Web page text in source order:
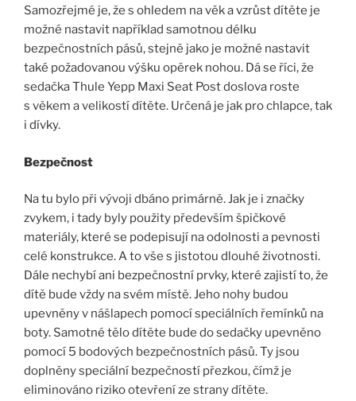
Samozřejmé je, že s ohledem na věk a vzrůst dítěte je
možné nastavit například samotnou délku
bezpečnostních pásů, stejně jako je možné nastavit
také požadovanou výšku opěrek nohou. Dá se říci, že
sedačka Thule Yepp Maxi Seat Post doslova roste
s věkem a velikostí dítěte. Určená je jak pro chlapce, tak
i dívky.
Bezpečnost
Na tu bylo při vývoji dbáno primárně. Jak je i značky
zvykem, i tady byly použity především špičkové
materiály, které se podepisují na odolnosti a pevnosti
celé konstrukce. A to vše s jistotou dlouhé životnosti.
Dále nechybí ani bezpečnostní prvky, které zajistí to, že
dítě bude vždy na svém místě. Jeho nohy budou
upevněny v nášlapech pomocí speciálních řemínků na
boty. Samotné tělo dítěte bude do sedačky upevněno
pomocí 5 bodových bezpečnostních pásů. Ty jsou
doplněny speciální bezpečností přezkou, čímž je
eliminováno riziko otevření ze strany dítěte.